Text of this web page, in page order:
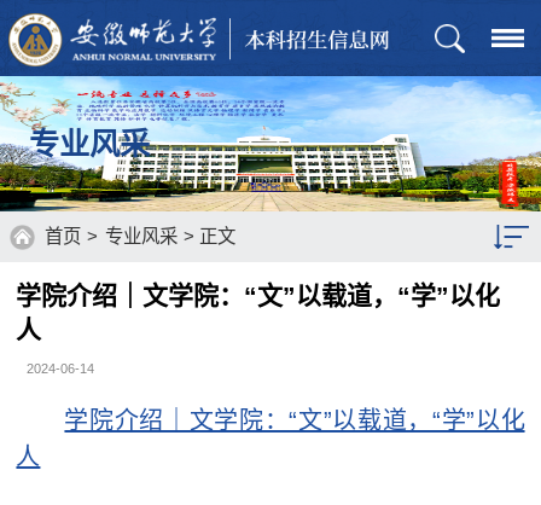
专业风采
首页 > 专业风采 > 正文
学院介绍｜文学院：“文”以载道，“学”以化
人
2024-06-14
学院介绍｜文学院：“文”以载道，“学”以化
人